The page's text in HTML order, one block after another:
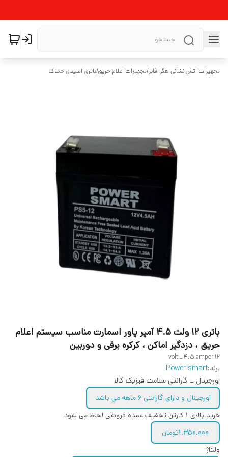
تجهیزات اتش نشانی هگزا فایر/تجهیزات اعلام حریق/باتری اسیدی خشک
باتری ۱۲ ولت ۴.۵ آمپر پاور اسمارت مناسب سیستم اعلام
حریق ، دزدگیر اماکن ، کرکره برقی و دوربین
12 volt _ 4.5 amper
برند:Power smart
اورجینال _ گارانتی سلامت فیزیک کالا
اورجینال و دارای گارانتی ۶ ماهه می باشد
خرید بالای ۱ کارتن تخفیف عمده فروشی لحاظ می شود
1.350.000تومان
ولتاژ